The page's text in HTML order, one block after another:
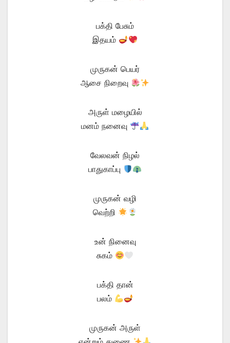
பக்தி பேசும்
இதயம்
முருகன் பெயர்
ஆசை நிறைவு
அருள் மழையில்
மனம் நனைவு
வேலவன் நிழல்
பாதுகாப்பு
முருகன் வழி
வெற்றி
உன் நினைவு
சுகம்
பக்தி தான்
பலம்
முருகன் அருள்